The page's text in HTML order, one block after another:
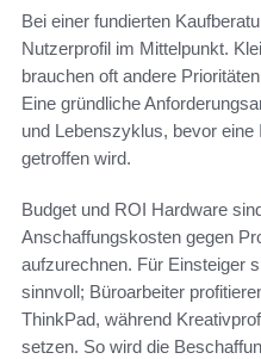
Bei einer fundierten
Nutzerprofil im Mittelpunkt.
brauchen oft andere
Eine gründliche
und Lebenszyklus, bevor
getroffen wird.
Budget und ROI Hardware
Anschaffungskosten gegen
aufzurechnen. Für Einsteiger
sinnvoll; Büroarbeiter
ThinkPad, während
setzen. So wird die